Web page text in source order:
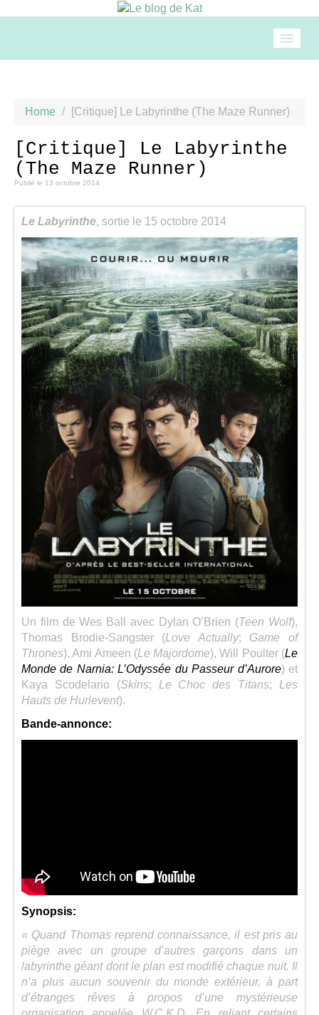
Beauté
Loisirs
Food & drinks
Cuisine
Séries
Map
Home / [Critique] Le Labyrinthe (The Maze Runner)
[Critique] Le Labyrinthe
(The Maze Runner)
Publié le 13 octobre 2014
Le Labyrinthe, sortie le 15 octobre 2014
Un film de Wes Ball avec Dylan O’Brien (Teen Wolf),
Thomas Brodie-Sangster (Love Actually; Game of
Thrones), Ami Ameen (Le Majordome), Will Poulter (Le
Monde de Narnia: L’Odyssée du Passeur d’Aurore) et
Kaya Scodelario (Skins; Le Choc des Titans; Les
Hauts de Hurlevent).
Bande-annonce:
Synopsis:
« Quand Thomas reprend connaissance, il est pris au
piège avec un groupe d’autres garçons dans un
labyrinthe géant dont le plan est modifié chaque nuit. Il
n’a plus aucun souvenir du monde extérieur, à part
d’étranges rêves à propos d’une mystérieuse